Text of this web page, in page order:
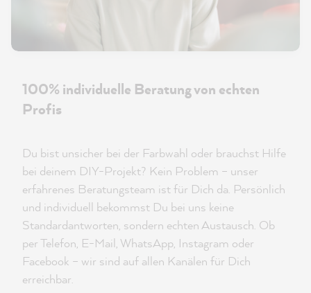
100% individuelle Beratung von echten
Profis
Du bist unsicher bei der Farbwahl oder brauchst Hilfe
bei deinem DIY-Projekt? Kein Problem – unser
erfahrenes Beratungsteam ist für Dich da. Persönlich
und individuell bekommst Du bei uns keine
Standardantworten, sondern echten Austausch. Ob
per Telefon, E-Mail, WhatsApp, Instagram oder
Facebook – wir sind auf allen Kanälen für Dich
erreichbar.